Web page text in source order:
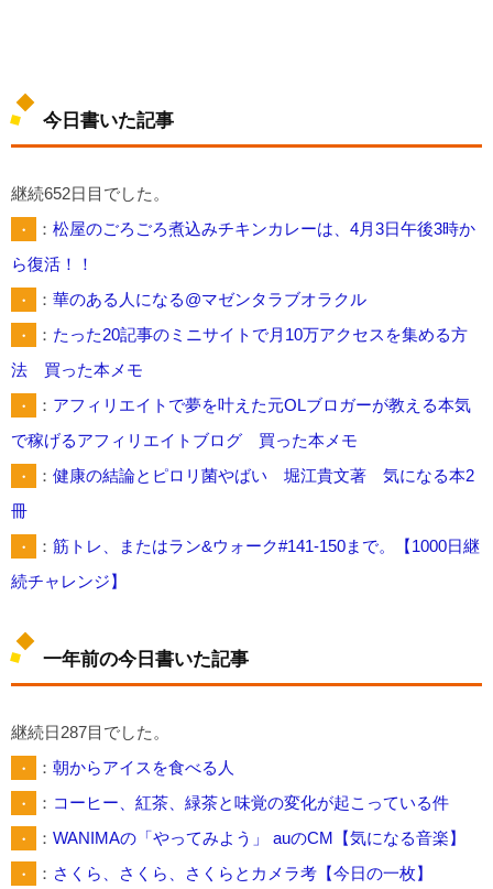
今日書いた記事
継続652日目でした。
・
： 松屋のごろごろ煮込みチキンカレーは、4月3日午後3時か
ら復活！！
・
： 華のある人になる@マゼンタラブオラクル
・
： たった20記事のミニサイトで月10万アクセスを集める方
法 買った本メモ
・
： アフィリエイトで夢を叶えた元OLブロガーが教える本気
で稼げるアフィリエイトブログ 買った本メモ
・
： 健康の結論とピロリ菌やばい 堀江貴文著 気になる本2
冊
・
： 筋トレ、またはラン&ウォーク#141-150まで。【1000日継
続チャレンジ】
一年前の今日書いた記事
継続日287目でした。
・
： 朝からアイスを食べる人
・
： コーヒー、紅茶、緑茶と味覚の変化が起こっている件
・
： WANIMAの「やってみよう」 auのCM【気になる音楽】
・
： さくら、さくら、さくらとカメラ考【今日の一枚】